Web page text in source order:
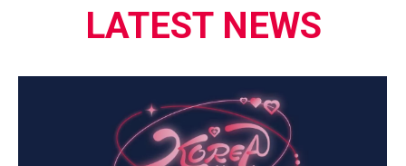
LATEST NEWS